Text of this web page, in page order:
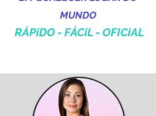
MUNDO
RÁPiDO - FÁCiL - OFICiAL